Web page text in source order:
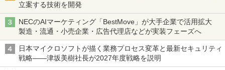
立案する技術を開発
NECのAIマーケティング「BestMove」が大手企業で活用拡大
製造・流通・小売企業・広告代理店などが実装フェーズへ
日本マイクロソフトが描く業務プロセス変革と最新セキュリティ
戦略――津坂美樹社長が2027年度戦略を説明